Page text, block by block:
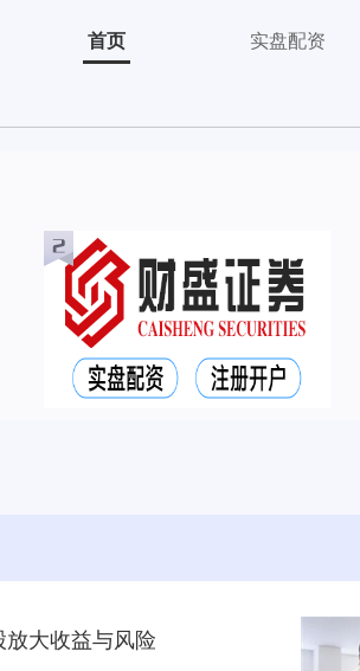
首页 实盘配资
大收益与风险